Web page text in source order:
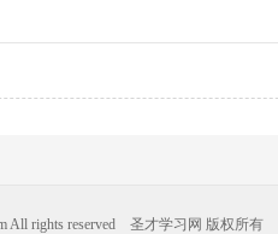
All rights reserved 圣才学习网 版权所有